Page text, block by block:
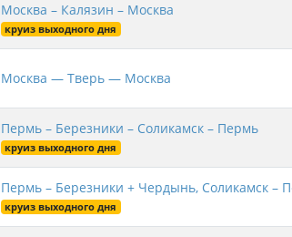
Москва – Калязин – Москва
круиз выходного дня
Москва — Тверь — Москва
Пермь – Березники – Соликамск – Пермь
круиз выходного дня
Пермь – Березники + Чердынь, Соликамск –
круиз выходного дня